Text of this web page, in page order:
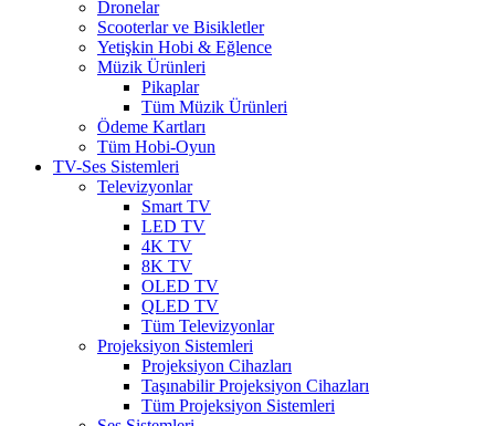
Dronelar
Scooterlar ve Bisikletler
Yetişkin Hobi & Eğlence
Müzik Ürünleri
Pikaplar
Tüm Müzik Ürünleri
Ödeme Kartları
Tüm Hobi-Oyun
TV-Ses Sistemleri
Televizyonlar
Smart TV
LED TV
4K TV
8K TV
OLED TV
QLED TV
Tüm Televizyonlar
Projeksiyon Sistemleri
Projeksiyon Cihazları
Taşınabilir Projeksiyon Cihazları
Tüm Projeksiyon Sistemleri